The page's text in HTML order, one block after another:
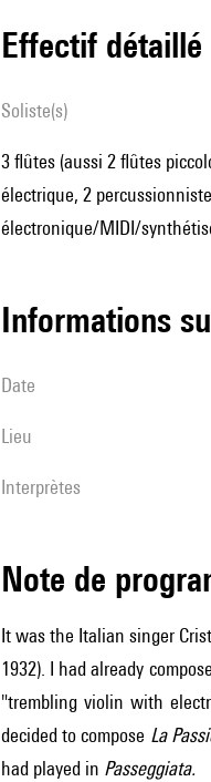
effectif détaillé
Soliste(s)
3 flûtes (aussi 2 flûtes
électrique, 2
électronique/MIDI/
informations
date
lieu
interprètes
Note de
It was the Italian singer
1932). I had already
"trembling violin with
decided to compose La
had played in Passeggiata.